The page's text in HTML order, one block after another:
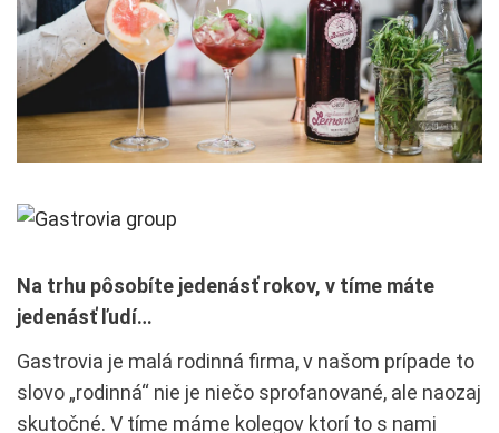
Na trhu pôsobíte jedenásť rokov, v tíme máte
jedenásť ľudí…
Gastrovia je malá rodinná firma, v našom prípade to
slovo „rodinná“ nie je niečo sprofanované, ale naozaj
skutočné. V tíme máme kolegov ktorí to s nami